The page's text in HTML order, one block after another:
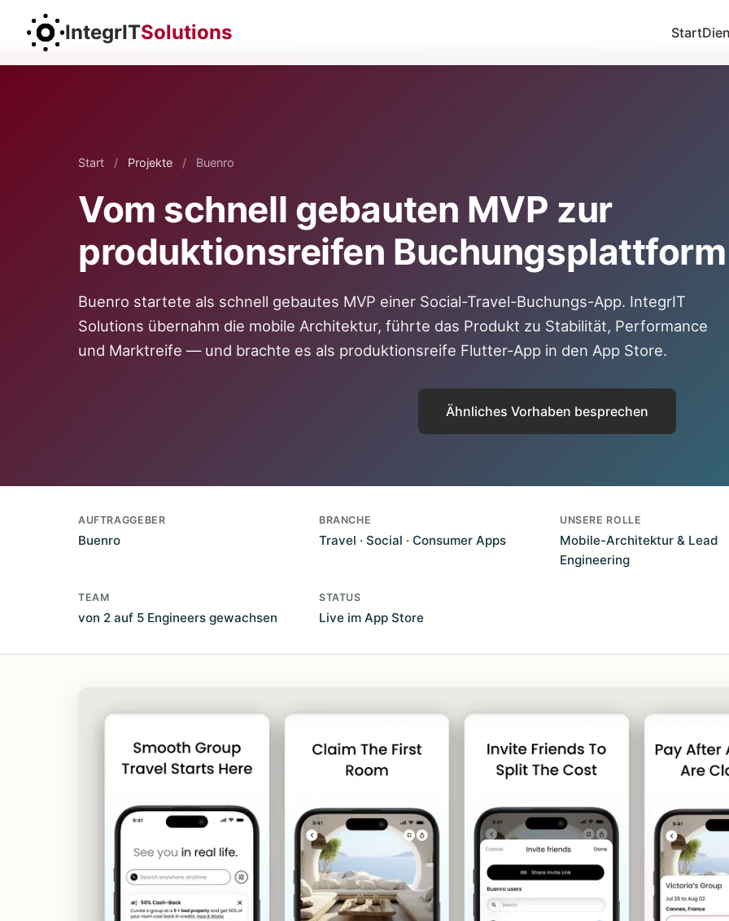
IntegrITSolutions Start
Start / Projekte / Buenro
Vom schnell gebauten MVP zur
produktionsreifen Buchungsplattform
Buenro startete als schnell gebautes MVP einer Social-Travel-Buchungs-App. IntegrIT
Solutions übernahm die mobile Architektur, führte das Produkt zu Stabilität, Performance
und Marktreife — und brachte es als produktionsreife Flutter-App in den App Store.
Ähnliches Vorhaben besprechen
AUFTRAGGEBER
Buenro
BRANCHE
Travel · Social · Consumer Apps
UNSERE ROLLE
Mobile-Architektur & Lead
Engineering
TEAM
von 2 auf 5 Engineers gewachsen
STATUS
Live im App Store